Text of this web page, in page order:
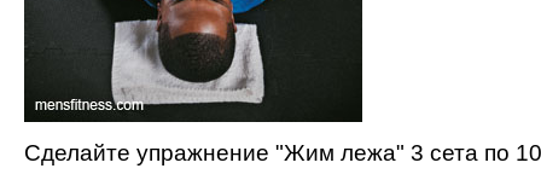
Сделайте упражнение "Жим лежа" 3 сета по